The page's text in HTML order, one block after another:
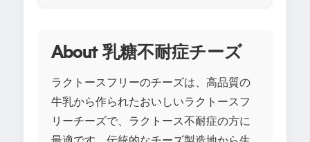
About 乳糖不耐症チーズ
ラクトースフリーのチーズは、高品質の
牛乳から作られたおいしいラクトースフ
リーチーズで、ラクトース不耐症の方に